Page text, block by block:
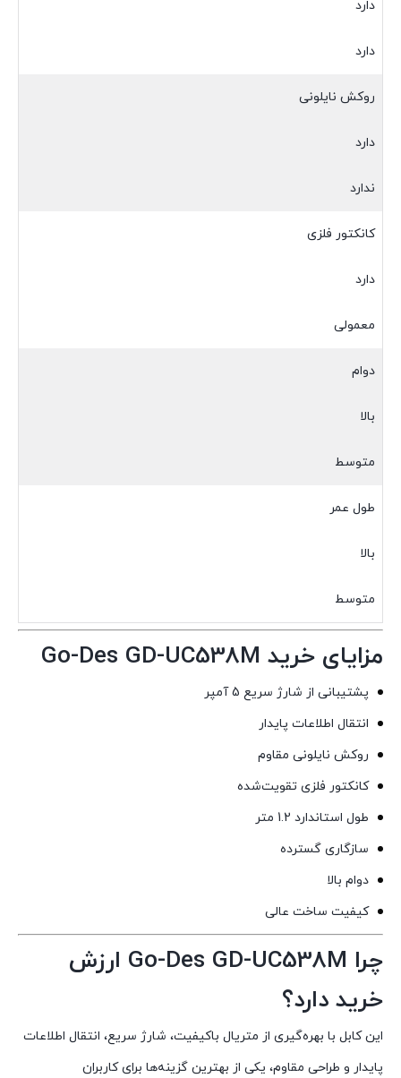
دارد
دارد
روکش نایلونی
دارد
ندارد
کانکتور فلزی
دارد
معمولی
دوام
بالا
متوسط
طول عمر
بالا
متوسط
مزایای خرید Go-Des GD-UC538M
پشتیبانی از شارژ سریع 5 آمپر
انتقال اطلاعات پایدار
روکش نایلونی مقاوم
کانکتور فلزی تقویت‌شده
طول استاندارد 1.2 متر
سازگاری گسترده
دوام بالا
کیفیت ساخت عالی
چرا Go-Des GD-UC538M ارزش
خرید دارد؟
این کابل با بهره‌گیری از متریال باکیفیت، شارژ سریع، انتقال اطلاعات
پایدار و طراحی مقاوم، یکی از بهترین گزینه‌ها برای کاربران